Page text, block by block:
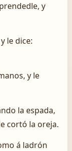
y
le dice:
y le
la espada,
cortó la oreja.
á ladrón